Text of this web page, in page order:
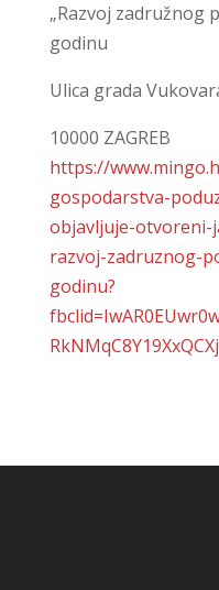
„Razvoj zadružnog
godinu
Ulica grada
10000 ZAGREB
https://
gospodarstva-
objavljuje-otvoreni-
razvoj-zadruznog-
godinu?